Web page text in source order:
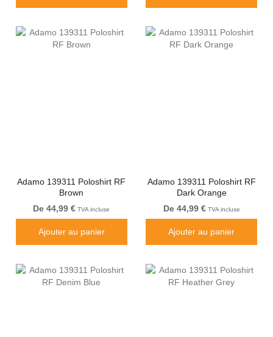
Adamo 139311 Poloshirt RF
Brown
De 44,99 € TVA incluse
Ajouter au panier
Adamo 139311 Poloshirt RF
Dark Orange
De 44,99 €TVA incluse
Ajouter au panier